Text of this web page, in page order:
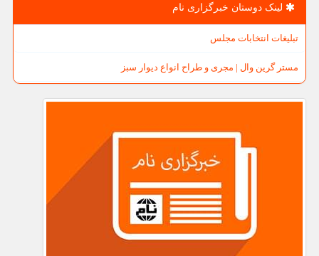
لینک دوستان خبرگزاری نام
تبلیغات انتخابات مجلس
مستر گرین وال | مجری و طراح انواع دیوار سبز